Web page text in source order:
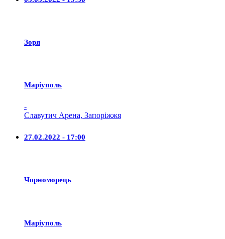
Зоря
Маріуполь
-
Славутич Арена, Запоріжжя
27.02.2022 - 17:00
Чорноморець
Маріуполь